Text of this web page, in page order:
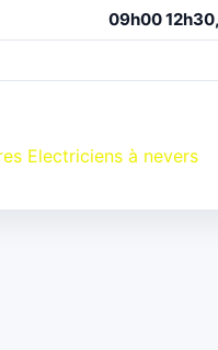
09h00
Electriciens à nevers